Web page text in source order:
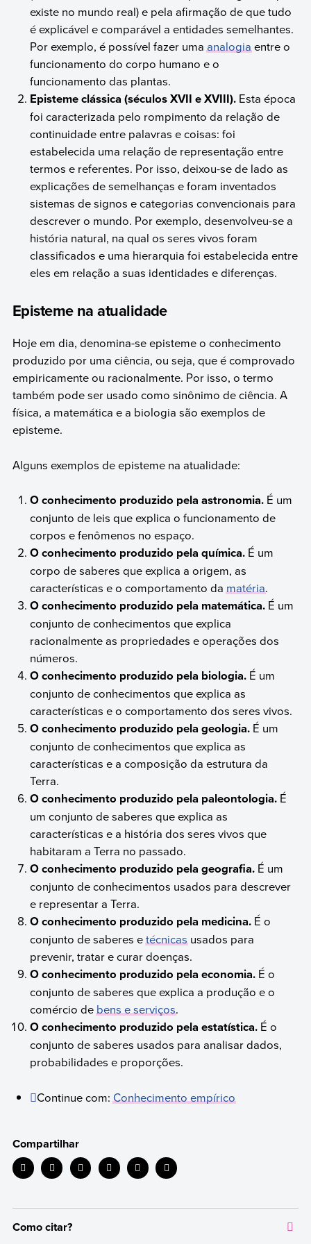
existe no mundo real) e pela afirmação de que tudo
é explicável e comparável a entidades semelhantes.
Por exemplo, é possível fazer umaanalogiaentre o
funcionamento do corpo humano e o
funcionamento das plantas.
Episteme clássica (séculos XVII e XVIII). Esta época
foi caracterizada pelo rompimento da relação de
continuidade entre palavras e coisas: foi
estabelecida uma relação de representação entre
termos e referentes. Por isso, deixou-se de lado as
explicações de semelhanças e foram inventados
sistemas de signos e categorias convencionais para
descrever o mundo. Por exemplo, desenvolveu-se a
história natural, na qual os seres vivos foram
classificados e uma hierarquia foi estabelecida entre
eles em relação a suas identidades e diferenças.
Episteme na atualidade
Hoje em dia, denomina-se episteme o conhecimento
produzido por uma ciência, ou seja, que é comprovado
empiricamente ou racionalmente. Por isso, o termo
também pode ser usado como sinônimo de ciência. A
física, a matemática e a biologia são exemplos de
episteme.
Alguns exemplos de episteme na atualidade:
O conhecimento produzido pela astronomia. É um
conjunto de leis que explica o funcionamento de
corpos e fenômenos no espaço.
O conhecimento produzido pela química. É um
corpo de saberes que explica a origem, as
características e o comportamento damatéria.
O conhecimento produzido pela matemática. É um
conjunto de conhecimentos que explica
racionalmente as propriedades e operações dos
números.
O conhecimento produzido pela biologia. É um
conjunto de conhecimentos que explica as
características e o comportamento dos seres vivos.
O conhecimento produzido pela geologia. É um
conjunto de conhecimentos que explica as
características e a composição da estrutura da
Terra.
O conhecimento produzido pela paleontologia. É
um conjunto de saberes que explica as
características e a história dos seres vivos que
habitaram a Terra no passado.
O conhecimento produzido pela geografia. É um
conjunto de conhecimentos usados para descrever
e representar a Terra.
O conhecimento produzido pela medicina. É o
conjunto de saberes etécnicasusados para
prevenir, tratar e curar doenças.
O conhecimento produzido pela economia. É o
conjunto de saberes que explica a produção e o
comércio debens e serviços.
O conhecimento produzido pela estatística. É o
conjunto de saberes usados para analisar dados,
probabilidades e proporções.
Continue com:Conhecimento empírico
Compartilhar
Como citar?